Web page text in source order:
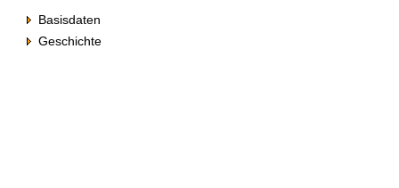
Basisdaten
Geschichte